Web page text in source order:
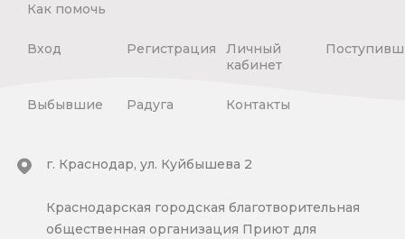
Как помочь
Вход Регистрация
Личный
кабинет
Выбывшие Радуга Контакты
г. Краснодар, ул. Куйбышева 2
Краснодарская городская благотворительная
общественная организация Приют для